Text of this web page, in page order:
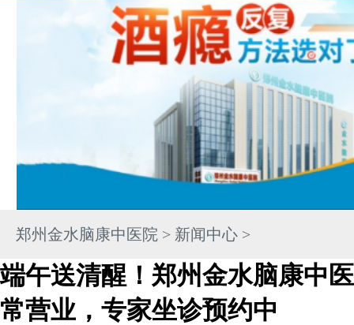
郑州金水脑康中医院 > 新闻中心 >
端午送清醒！郑州金水脑康中
常营业，专家坐诊预约中